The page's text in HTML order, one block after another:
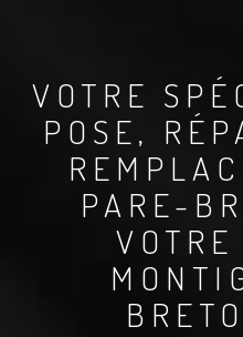
VOTRE
POSE,
PARE-